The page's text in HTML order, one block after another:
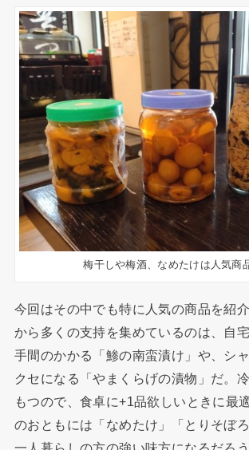
梅干しや梅酒、なめたけは人気商
今回はその中でも特に人気の商品を紹
から多くの支持を集めているのは、自
手間のかかる「鯵の南蛮漬け」や、シ
クセになる「やまくらげの漬物」だ。
もつので、食卓に+1品欲しいときに最
のおともには「なめたけ」「とりそぼ